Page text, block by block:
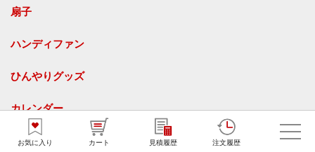
お気に入り カート 見積履歴 注文履歴
扇子
ハンディファン
ひんやりグッズ
カレンダー
名入れ卓上カレンダー
オリジナル卓上カレンダー